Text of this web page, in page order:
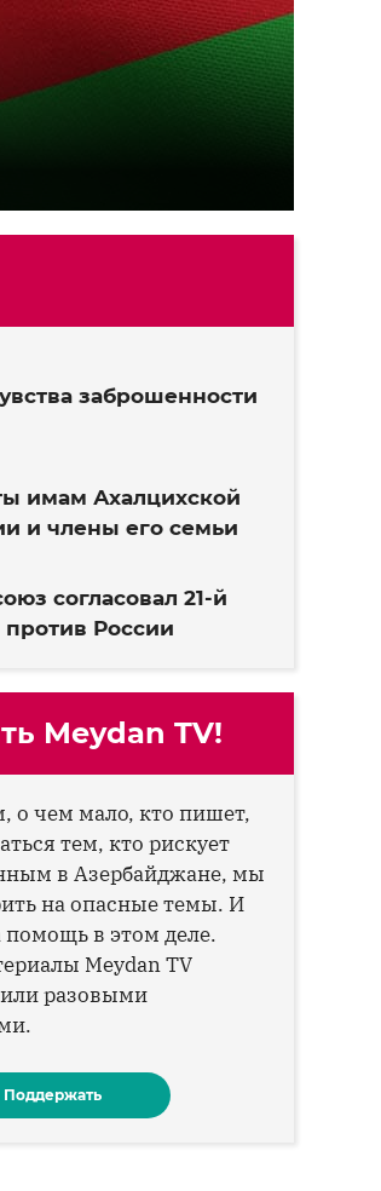
заброшенности
имам Ахалцихской
и члены его семьи
согласовал 21-й
России
Meydan TV!
о чем мало, кто пишет,
тем, кто рискует
в Азербайджане, мы
на опасные темы. И
помощь в этом деле.
Meydan TV
разовыми
Поддержать